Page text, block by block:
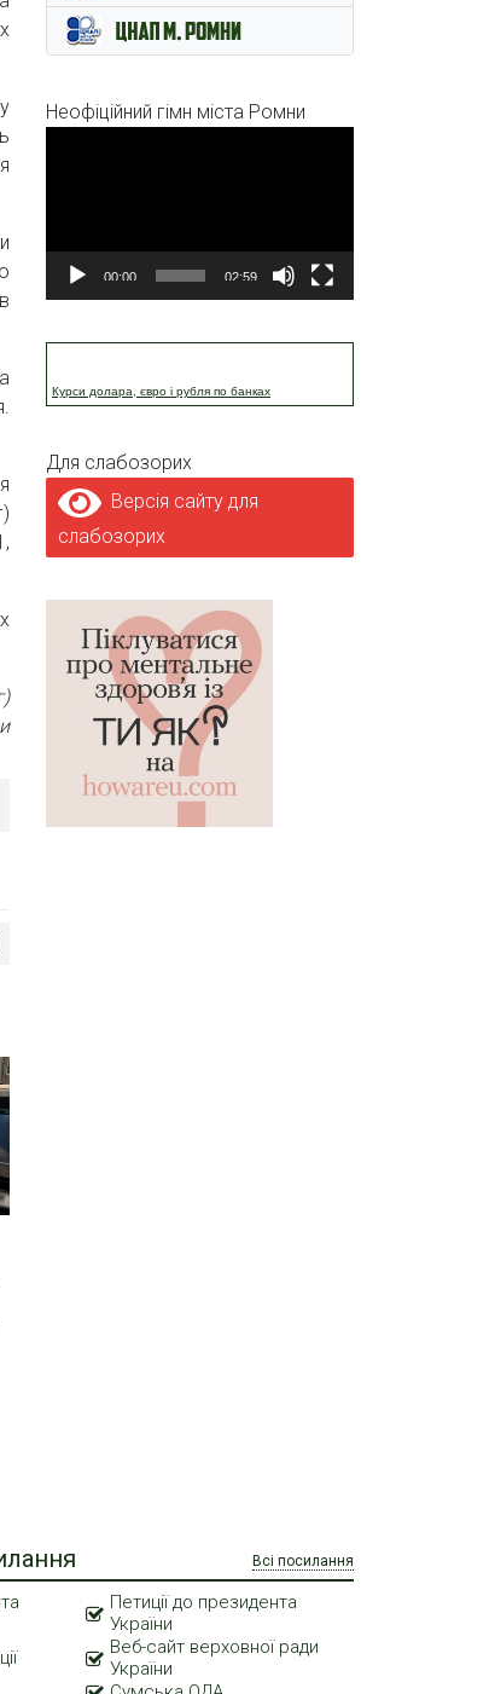
Неофіційний гімн міста Ромни
00:00 02:59
Курси долара, євро і рубля по банках
Для слабозорих
Версія сайту для
слабозорих
Всі посилання
Петиції до президента
України
Веб-сайт верховної ради
України